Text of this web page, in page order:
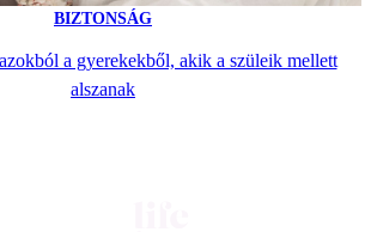
BIZTONSÁG
a gyerekekből, akik a szüleik mellett
alszanak